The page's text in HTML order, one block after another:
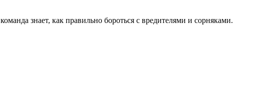
знает, как правильно бороться с вредителями и сорняками.